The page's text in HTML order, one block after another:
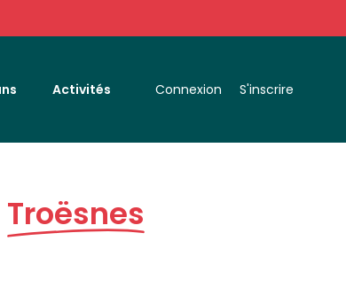
Activités Connexion S'inscrire
Troësnes